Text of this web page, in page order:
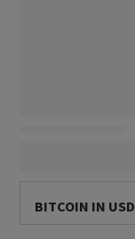
BITCOIN IN USD